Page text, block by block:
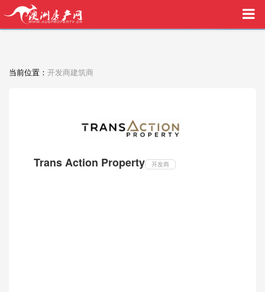
买家中介VIP服务，助您安心购房
当前位置： 开发商建筑商
Trans Action Property 开发商